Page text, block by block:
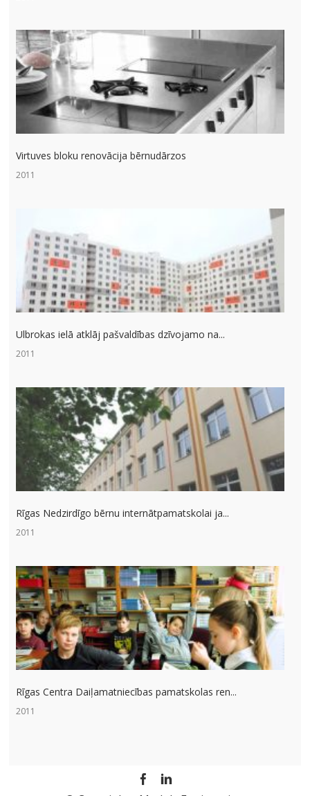
Virtuves bloku renovācija bērnudārzos
2011
Ulbrokas ielā atklāj pašvaldības dzīvojamo na...
2011
Rīgas Nedzirdīgo bērnu internātpamatskolai ja...
2011
Rīgas Centra Daiļamatniecības pamatskolas ren...
2011